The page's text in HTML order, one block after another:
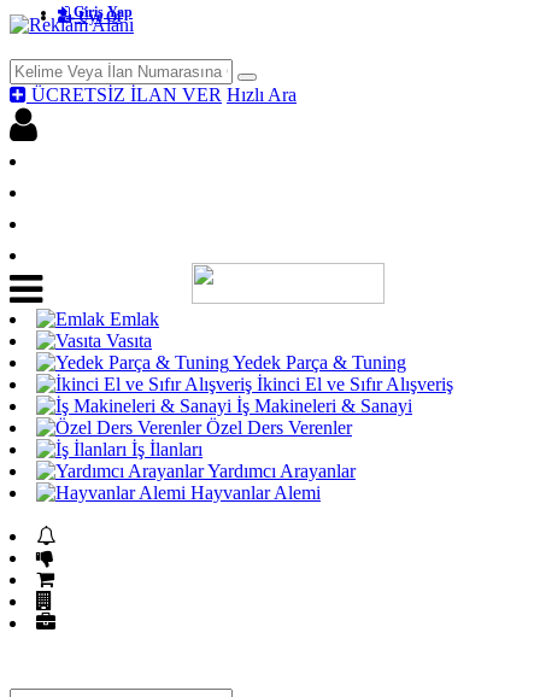
Üye Ol
Giriş Yap
ÜCRETSİZ İLAN VER Hızlı Ara
Emlak
Vasıta
Yedek Parça & Tuning
İkinci El ve Sıfır Alışveriş
İş Makineleri & Sanayi
Özel Ders Verenler
İş İlanları
Yardımcı Arayanlar
Hayvanlar Alemi